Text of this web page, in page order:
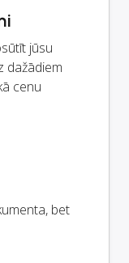
jūsu
dažādiem
cenu
bet